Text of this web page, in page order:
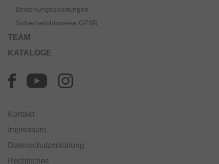
Bedienungsanleitungen
Sicherheitshinweise GPSR
TEAM
KATALOGE
Kontakt
Impressum
Datenschutzerklärung
Rechtliches